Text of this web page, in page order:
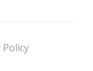
Policy